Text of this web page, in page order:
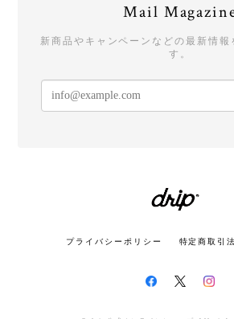
Mail
新商品やキャンペーンなどの最新情報
す。
プライバシーポリシー 特定商取引